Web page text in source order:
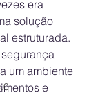
era
solução
estruturada.
um ambiente
e